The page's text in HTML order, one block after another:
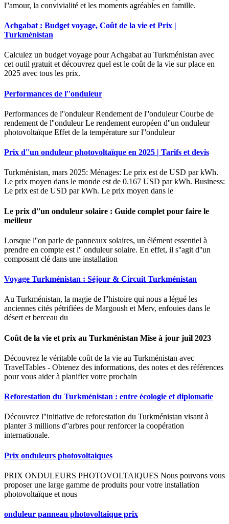
l''amour, la convivialité et les moments agréables en famille.
Achgabat : Budget voyage, Coût de la vie et Prix |
Turkménistan
Calculez un budget voyage pour Achgabat au Turkménistan avec
cet outil gratuit et découvrez quel est le coût de la vie sur place en
2025 avec tous les prix.
Performances de l''onduleur
Performances de l''onduleur Rendement de l''onduleur Courbe de
rendement de l''onduleur Le rendement européen d''un onduleur
photovoltaïque Effet de la température sur l''onduleur
Prix d''un onduleur photovoltaïque en 2025 | Tarifs et devis
Turkménistan, mars 2025: Ménages: Le prix est de USD par kWh.
Le prix moyen dans le monde est de 0.167 USD par kWh. Business:
Le prix est de USD par kWh. Le prix moyen dans le
Le prix d''un onduleur solaire : Guide complet pour faire le
meilleur
Lorsque l''on parle de panneaux solaires, un élément essentiel à
prendre en compte est l'' onduleur solaire. En effet, il s''agit d''un
composant clé dans une installation
Voyage Turkménistan : Séjour & Circuit Turkménistan
Au Turkménistan, la magie de l''histoire qui nous a légué les
anciennes cités pétrifiées de Margoush et Merv, enfouies dans le
désert et berceau du
Coût de la vie et prix au Turkménistan Mise à jour juil 2023
Découvrez le véritable coût de la vie au Turkménistan avec
TravelTables - Obtenez des informations, des notes et des références
pour vous aider à planifier votre prochain
Reforestation du Turkménistan : entre écologie et diplomatie
Découvrez l''initiative de reforestation du Turkménistan visant à
planter 3 millions d''arbres pour renforcer la coopération
internationale.
Prix onduleurs photovoltaiques
PRIX ONDULEURS PHOTOVOLTAIQUES Nous pouvons vous
proposer une large gamme de produits pour votre installation
photovoltaïque et nous
onduleur panneau photovoltaique prix